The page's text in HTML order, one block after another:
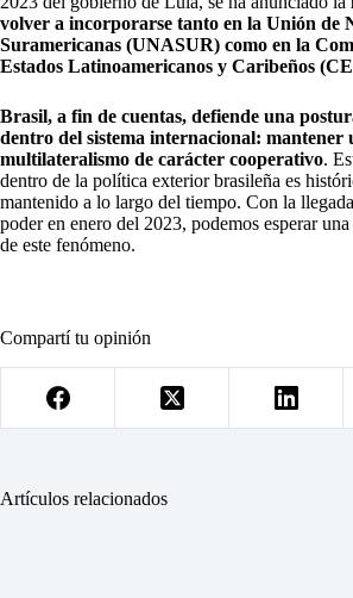
volver a incorporarse tanto en la Unión de
Suramericanas (UNASUR) como en la
Estados Latinoamericanos y Caribeños
Brasil, a fin de cuentas, defiende una
dentro del sistema internacional: mantener
multilateralismo de carácter cooperativo.
dentro de la política exterior brasileña es
mantenido a lo largo del tiempo. Con la
poder en enero del 2023, podemos esperar
de este fenómeno.
Compartí tu opinión
Artículos relacionados